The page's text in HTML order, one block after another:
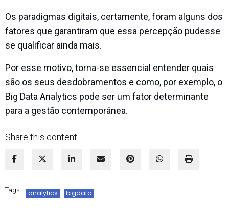
Os paradigmas digitais, certamente, foram alguns dos
fatores que garantiram que essa percepção pudesse
se qualificar ainda mais.
Por esse motivo, torna-se essencial entender quais
são os seus desdobramentos e como, por exemplo, o
Big Data Analytics pode ser um fator determinante
para a gestão contemporânea.
Share this content:
Tags: analytics bigdata